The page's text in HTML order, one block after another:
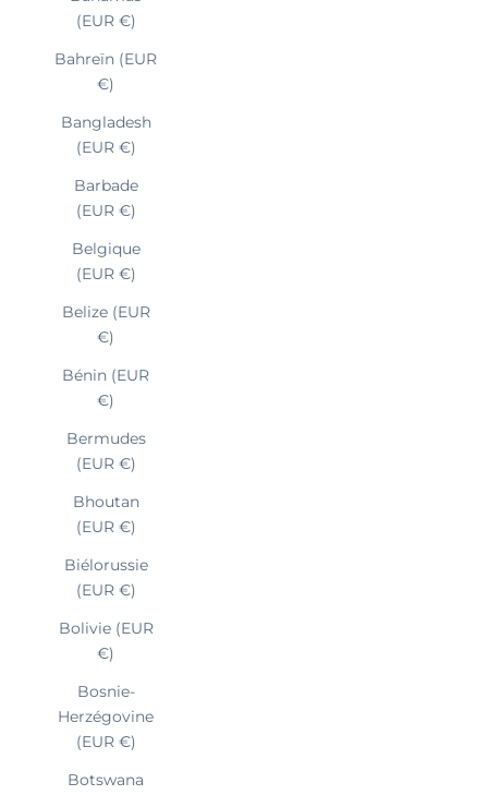
(EUR €)
Bahreïn (EUR
€)
Bangladesh
(EUR €)
Barbade
(EUR €)
Belgique
(EUR €)
Belize (EUR
€)
Bénin (EUR
€)
Bermudes
(EUR €)
Bhoutan
(EUR €)
Biélorussie
(EUR €)
Bolivie (EUR
€)
Bosnie-
Herzégovine
(EUR €)
Botswana